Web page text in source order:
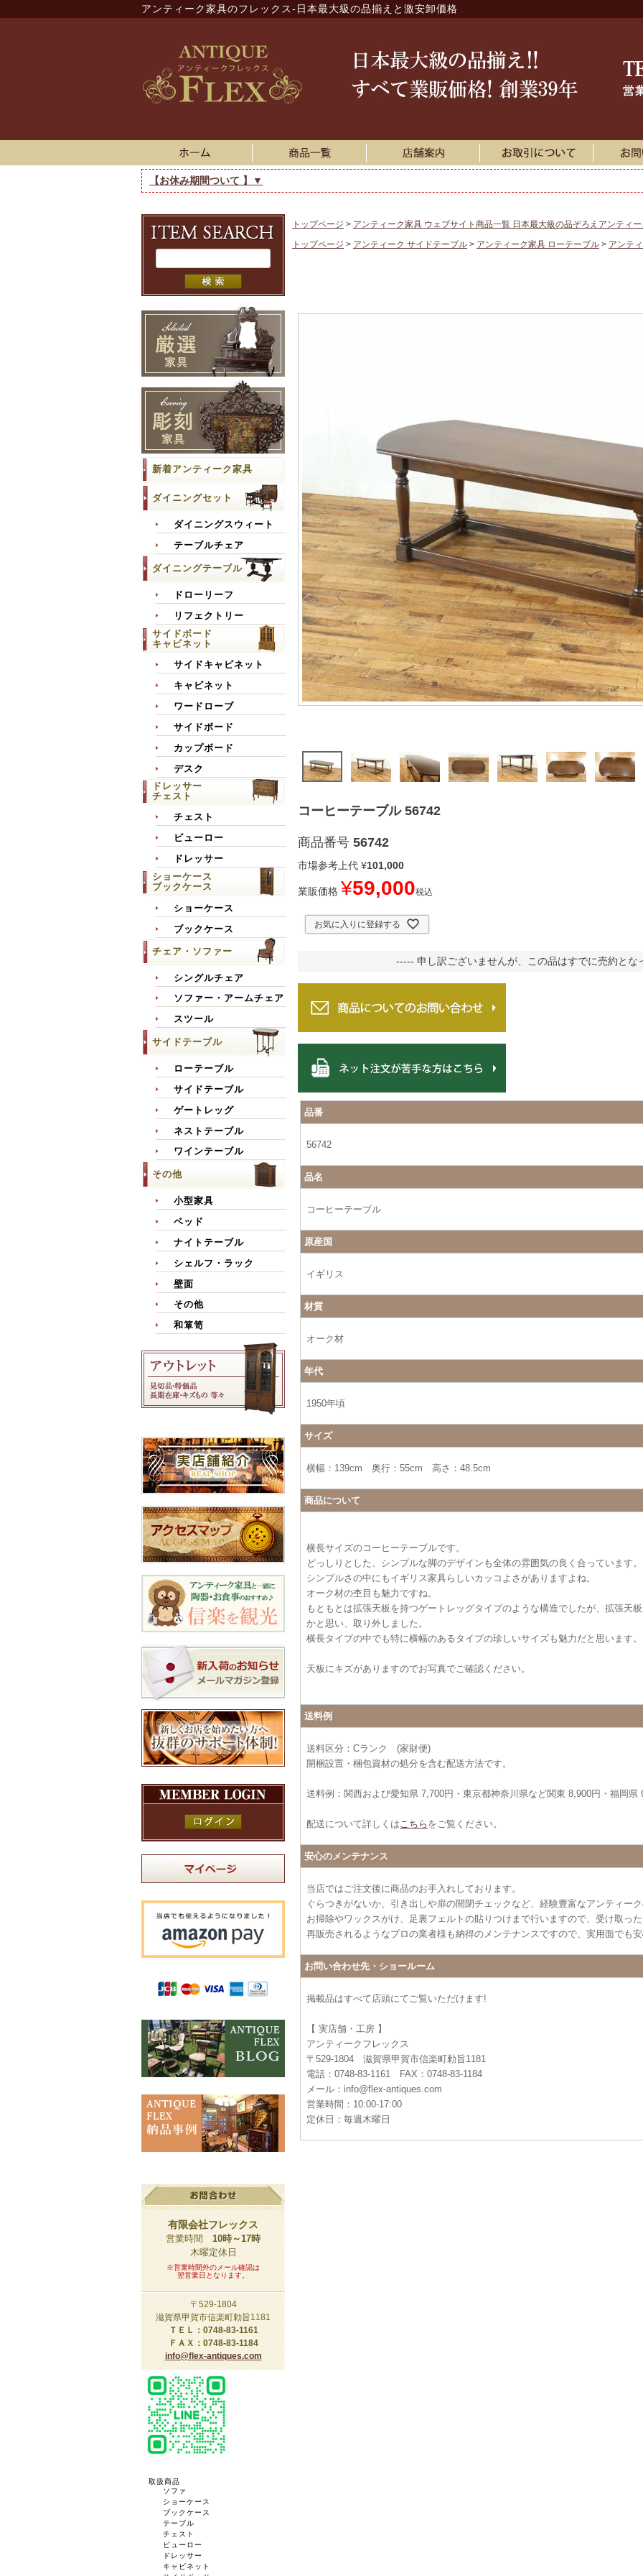
アンティーク家具のフレックス-日本最大級の品揃えと激安卸価格
【お休み期間ついて 】▼
新着アンティーク家具
ダイニングセット
ダイニングスウィート
テーブルチェア
ダイニングテーブル
ドローリーフ
リフェクトリー
サイドボード
キャビネット
サイドキャビネット
キャビネット
ワードローブ
サイドボード
カップボード
デスク
ドレッサー
チェスト
チェスト
ビューロー
ドレッサー
ショーケース
ブックケース
ショーケース
ブックケース
チェア・ソファー
シングルチェア
ソファー・アームチェア
スツール
サイドテーブル
ローテーブル
サイドテーブル
ゲートレッグ
ネストテーブル
ワインテーブル
その他
小型家具
ベッド
ナイトテーブル
シェルフ・ラック
壁面
その他
和箪笥
有限会社フレックス
営業時間 10時～17時
木曜定休日
※営業時間外のメール確認は
翌営業日となります。
〒529-1804
滋賀県甲賀市信楽町勅旨1181
ＴＥＬ：0748-83-1161
ＦＡＸ：0748-83-1184
info@flex-antiques.com
取扱商品
ソファ
ショーケース
ブックケース
テーブル
チェスト
ビューロー
ドレッサー
キャビネット
トップページ
アンティーク家具 ウェブサイト商品一覧 日本最大級の品ぞろえアンティ
トップページ
アンティーク サイドテーブル アンティーク家具 ローテーブル アンテ
コーヒーテーブル 56742
商品番号 56742
市場参考上代 ¥101,000
業販価格 ¥59,000税込
お気に入りに登録する
----- 申し訳ございませんが、この品はすでに売約とな
品番
56742
品名
コーヒーテーブル
原産国
イギリス
材質
オーク材
年代
1950年頃
サイズ
横幅：139cm 奥行：55cm 高さ：48.5cm
商品について
横長サイズのコーヒーテーブルです。
どっしりとした、シンプルな脚のデザインも全体の雰囲気の良く合っています。
シンプルさの中にもイギリス家具らしいカッコよさがありますよね。
オーク材の杢目も魅力ですね。
もともとは拡張天板を持つゲートレッグタイプのような構造でしたが、拡張天
かと思い、取り外しました。
横長タイプの中でも特に横幅のあるタイプの珍しいサイズも魅力だと思います。
天板にキズがありますのでお写真でご確認ください。
送料例
送料区分：Cランク (家財便)
開梱設置・梱包資材の処分を含む配送方法です。
送料例：関西および愛知県 7,700円・東京都神奈川県など関東 8,900円・福岡県
配送について詳しくは こちら をご覧ください。
安心のメンテナンス
当店ではご注文後に商品のお手入れしております。
ぐらつきがないか、引き出しや扉の開閉チェックなど、経験豊富なアンティー
お掃除やワックスがけ、足裏フェルトの貼りつけまで行いますので、受け取っ
再販売されるようなプロの業者様も納得のメンテナンスですので、実用面でも
お問い合わせ先・ショールーム
掲載品はすべて店頭にてご覧いただけます!
【 実店舗・工房 】
アンティークフレックス
〒529-1804 滋賀県甲賀市信楽町勅旨1181
電話：0748-83-1161 FAX：0748-83-1184
メール：info@flex-antiques.com
営業時間：10:00-17:00
定休日：毎週木曜日